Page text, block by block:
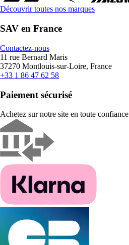
Découvrir toutes nos marques
SAV en France
Contactez-nous
11 rue Bernard Maris
37270 Montlouis-sur-Loire, France
+33 1 86 47 62 58
Paiement sécurisé
Achetez sur notre site en toute confiance